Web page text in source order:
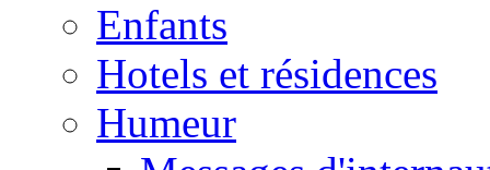
Enfants
Hotels et résidences
Humeur